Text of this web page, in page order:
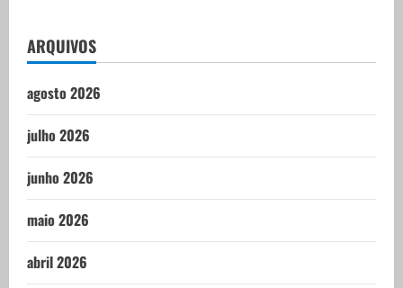
ARQUIVOS
agosto 2026
julho 2026
junho 2026
maio 2026
abril 2026